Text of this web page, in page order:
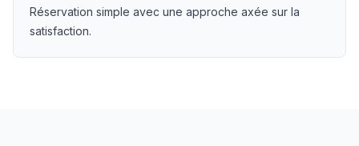
Réservation simple avec une approche axée sur la
satisfaction.